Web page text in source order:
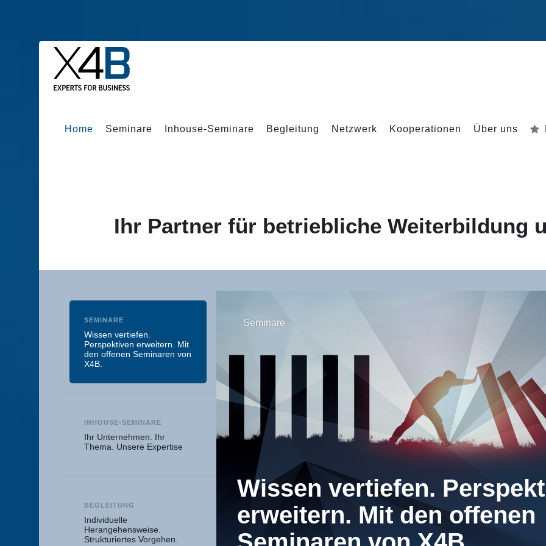
Home Seminare Inhouse-Seminare Begleitung Netzwerk Kooperationen Über uns
Ihr Partner für betriebliche Weiterbildung
Anspruch.
Seminare
Wissen vertiefen.
erweitern. Mit den offenen
SEMINARE
Wissen vertiefen.
Perspektiven erweitern. Mit
den offenen Seminaren von
X4B.
INHOUSE-SEMINARE
Ihr Unternehmen. Ihr
Thema. Unsere Expertise
BEGLEITUNG
Individuelle
Herangehensweise.
Strukturiertes Vorgehen.